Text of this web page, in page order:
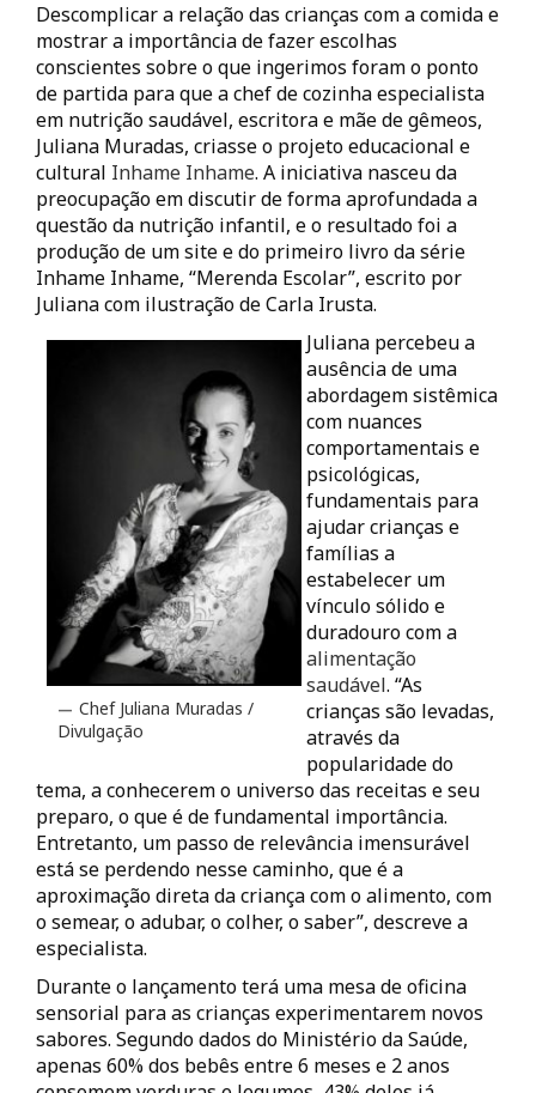
Descomplicar a relação das crianças com a comida e
mostrar a importância de fazer escolhas
conscientes sobre o que ingerimos foram o ponto
de partida para que a chef de cozinha especialista
em nutrição saudável, escritora e mãe de gêmeos,
Juliana Muradas, criasse o projeto educacional e
cultural Inhame Inhame. A iniciativa nasceu da
preocupação em discutir de forma aprofundada a
questão da nutrição infantil, e o resultado foi a
produção de um site e do primeiro livro da série
Inhame Inhame, “Merenda Escolar”, escrito por
Juliana com ilustração de Carla Irusta.
Chef Juliana Muradas /
Divulgação
Juliana percebeu a
ausência de uma
abordagem sistêmica
com nuances
comportamentais e
psicológicas,
fundamentais para
ajudar crianças e
famílias a
estabelecer um
vínculo sólido e
duradouro com a
alimentação
saudável. “As
crianças são levadas,
através da
popularidade do
tema, a conhecerem o universo das receitas e seu
preparo, o que é de fundamental importância.
Entretanto, um passo de relevância imensurável
está se perdendo nesse caminho, que é a
aproximação direta da criança com o alimento, com
o semear, o adubar, o colher, o saber”, descreve a
especialista.
Durante o lançamento terá uma mesa de oficina
sensorial para as crianças experimentarem novos
sabores. Segundo dados do Ministério da Saúde,
apenas 60% dos bebês entre 6 meses e 2 anos